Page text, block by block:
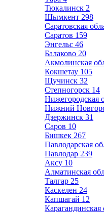
Тюкалинск 2
Шымкент 298
Саратовская
Саратов 159
Энгельс 46
Балаково 20
Акмолинская
Кокшетау 105
Щучинск 32
Степногорск 14
Нижегородская
Нижний
Дзержинск 31
Саров 10
Бишкек 267
Павлодарская
Павлодар 239
Аксу 10
Алматинская
Талгар 25
Каскелен 24
Капшагай 12
Карагандинская